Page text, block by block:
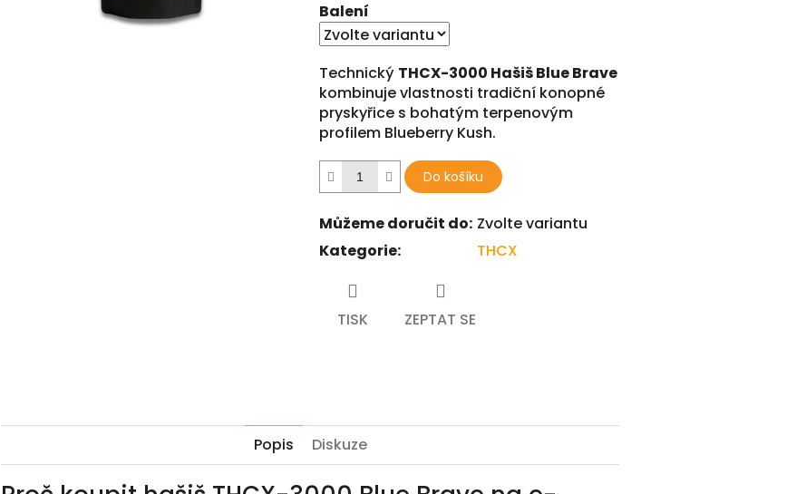
z
5
hvězdiček.
Balení
Technický THCX-3000 Hašiš Blue Brave
kombinuje vlastnosti tradiční konopné
pryskyřice s bohatým terpenovým
profilem Blueberry Kush.
Do košíku
Můžeme doručit do: Zvolte variantu
Kategorie: THCX
TISK ZEPTAT SE
Popis Diskuze